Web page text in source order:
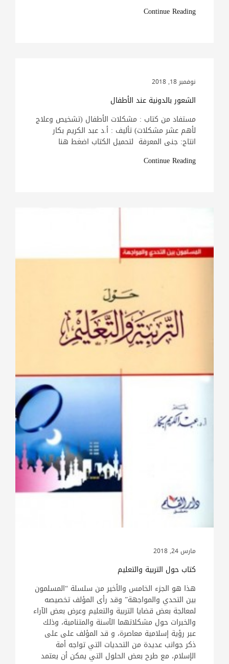
Continue Reading
نوفمبر 18, 2018
الشعور بالدونية عند الأطفال
مستفاد من كتاب : مشكلات الأطفال (تشخيص وعلاج
لأهم عشر مشكلات) تأليف : أ.د عبد الكريم بكار
انتاج: جنى المعرفة لتحميل الكتاب اضغط هنا
Continue Reading
مارس 24, 2018
كتاب حول التربية والتعليم
هذا هو الجزء الخامس والأخير من سلسلة “المسلمون
بين التحدي والمواجهة” وقد رأى المؤلف تخصيصه
لمعالجة بعض قضايا التربية والتعليم وعرض بعض الآراء
والخبرات حول مشكلاتهما الآسنة والمتنامية، وذلك
عبر رؤية إسلامية معاصرة، و قد المؤلف على على
ذكر جوانب عديدة من التحديات التي تواجه أمة
الإسلام، مع طرح بعض الحلول التي يمكن أن يعتمد